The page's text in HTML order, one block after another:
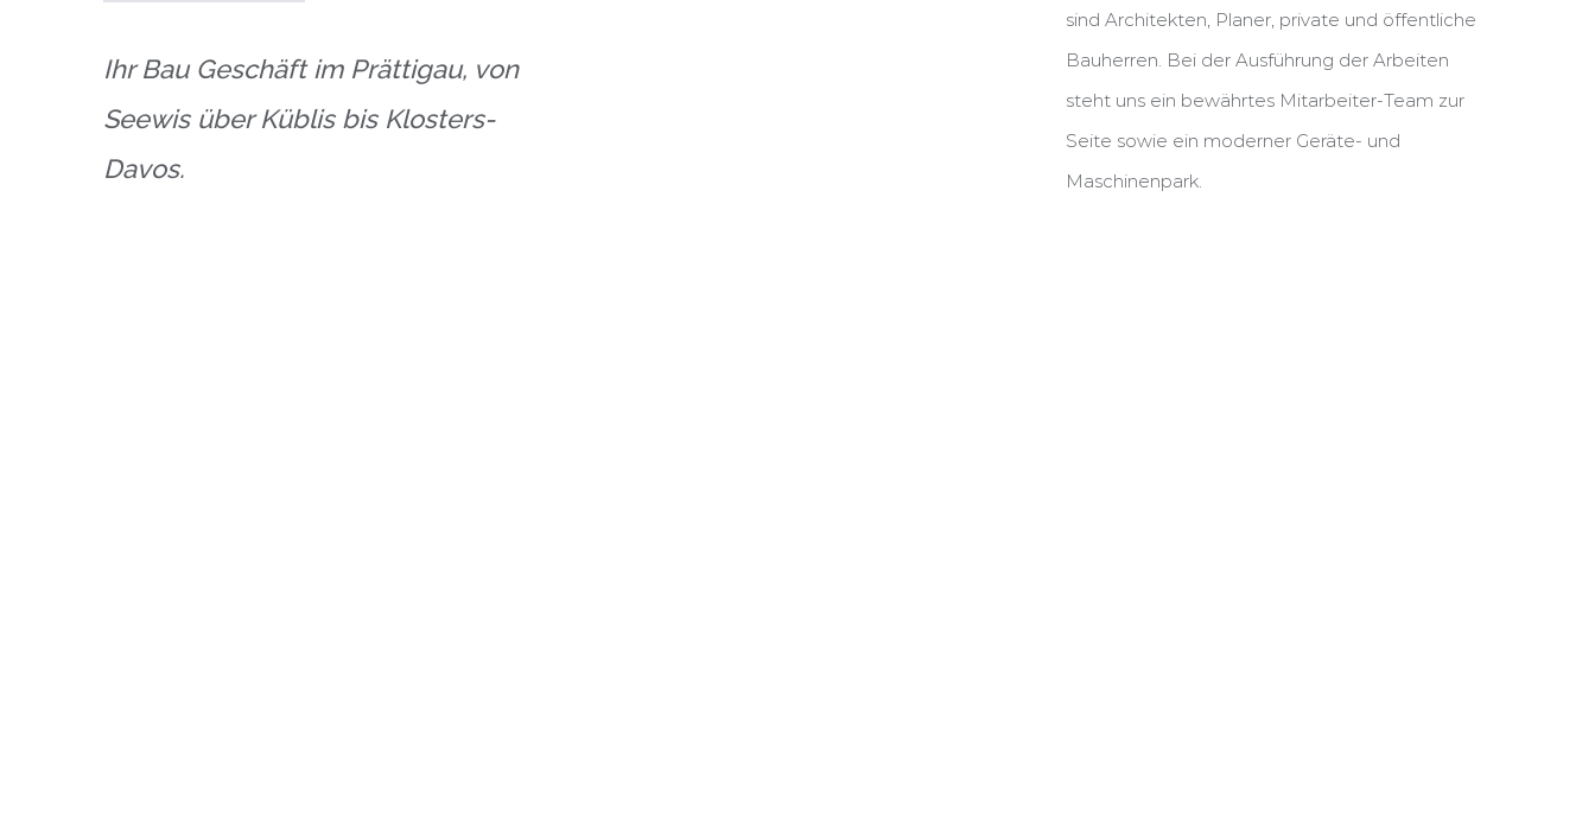
Ihr Bau Geschäft im Prättigau, von
Seewis über Küblis bis Klosters-
Davos.
sind Architekten, Planer, private und öffentliche
Bauherren. Bei der Ausführung der Arbeiten
steht uns ein bewährtes Mitarbeiter-Team zur
Seite sowie ein moderner Geräte- und
Maschinenpark.